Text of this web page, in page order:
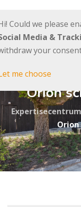
Orion
Could we please
Media &
your
me choose